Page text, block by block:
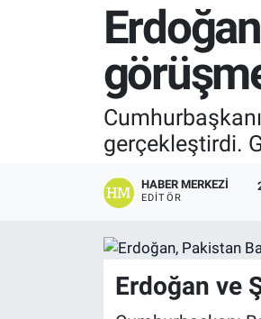
gerçekleştirdi.
HABER MERKEZI
EDITÖR
Erdoğan ve
Ekonomi
Magazin
Astroloji
İstanbul Namaz Vakitleri
Trafik Durumu
Süper Lig Puan Durumu ve
Tüm Manşetler
Son Dakika Haberleri
Haber Arşivi